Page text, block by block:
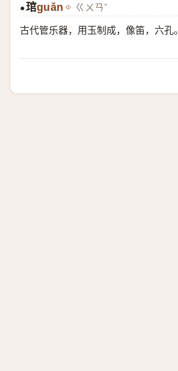
●琯guǎn ㄍㄨㄢˇ
古代管乐器，用玉制成，像笛，六孔。